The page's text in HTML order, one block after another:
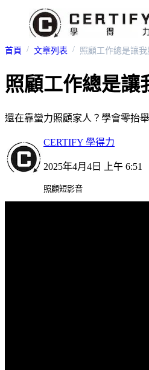
首頁 文章列表
照顧工作總是讓
還在靠蠻力照顧家人？學會零抬
CERTIFY 學得力
2025年4月4日 上午 6:51
照顧短影音